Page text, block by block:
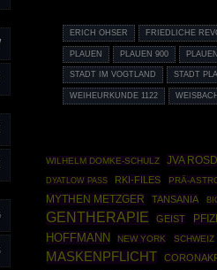
ERICH OHSER FRIEDLICHE
PLAUEN PLAUEN 900
STADT IM VOGTLAND STADT
WEIHEURKUNDE 1122
WILHELM DOMKE-SCHULZ
JVA
DYATLOW PASS RKI-FILES PRÄ-
MYTHEN METZGER
TANSANIA
GENTHERAPIE
GEIST
HOFFMANN
NEW YORK SCHWEIZ
MASKENPFLICHT